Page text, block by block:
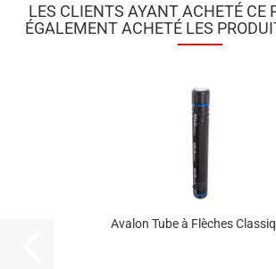
LES CLIENTS AYANT ACHETÉ CE
ÉGALEMENT ACHETÉ LES
Avalon Tube à Flèches